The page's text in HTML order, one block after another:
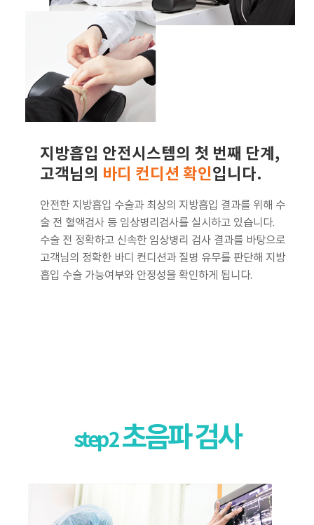
지방흡입 안전시스템의 첫 번째 단계,
고객님의 바디 컨디션 확인입니다.
안전한 지방흡입 수술과 최상의 지방흡입 결과를 위해 수
술 전 혈액검사 등 임상병리검사를 실시하고 있습니다.
수술 전 정확하고 신속한 임상병리 검사 결과를 바탕으로
고객님의 정확한 바디 컨디션과 질병 유무를 판단해 지방
흡입 수술 가능여부와 안정성을 확인하게 됩니다.
step 2초음파 검사